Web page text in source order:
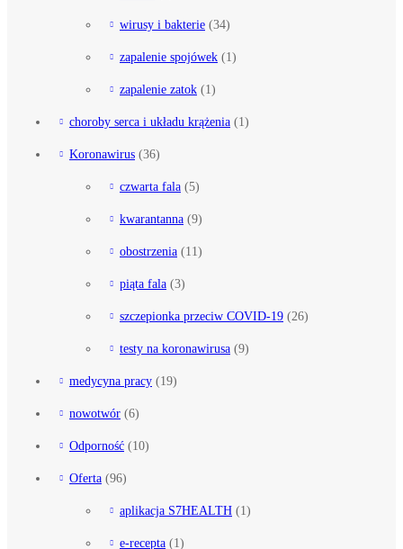
wirusy i bakterie (34)
zapalenie spojówek (1)
zapalenie zatok (1)
choroby serca i układu krążenia (1)
Koronawirus (36)
czwarta fala (5)
kwarantanna (9)
obostrzenia (11)
piąta fala (3)
szczepionka przeciw COVID-19 (26)
testy na koronawirusa (9)
medycyna pracy (19)
nowotwór (6)
Odporność (10)
Oferta (96)
aplikacja S7HEALTH (1)
e-recepta (1)